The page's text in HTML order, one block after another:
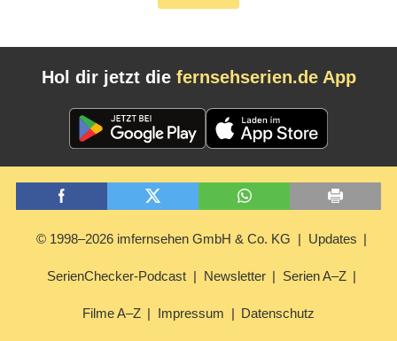
Hol dir jetzt die fernsehserien.de App
© 1998–2026 imfernsehen GmbH & Co. KG Updates
SerienChecker-Podcast Newsletter Serien A–Z
Filme A–Z Impressum Datenschutz